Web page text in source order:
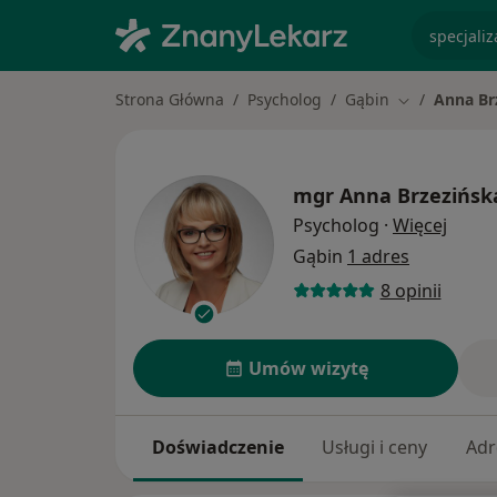
Strona Główna Psycholog Gąbin Zmień miasto
Anna
mgr Anna
Psycholog · Więcej
Gąbin 1 adres
8 opinii
Umów wizytę
Doświadczenie Usługi i ceny